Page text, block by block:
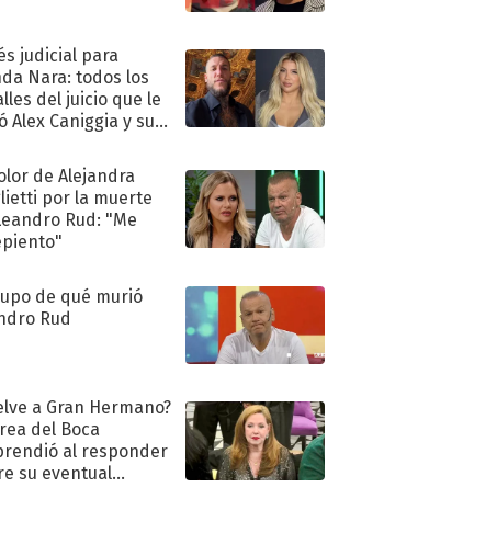
judicial para
Nara: todos los
del juicio que le
Alex Caniggia y sus
de Alejandra
por la muerte
Rud: "Me
de qué murió
Rud
a Gran Hermano?
del Boca
al responder
su eventual